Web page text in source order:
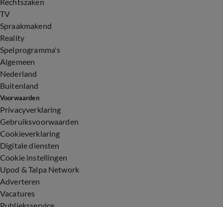
TV
Spraakmakend
Reality
Spelprogramma's
Algemeen
Nederland
Buitenland
Voorwaarden
Privacyverklaring
Gebruiksvoorwaarden
Cookieverklaring
Digitale diensten
Cookie instellingen
Upod & Talpa Network
Adverteren
Vacatures